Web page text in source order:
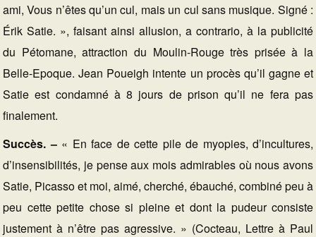
ami, Vous n’êtes qu’un cul, mais un cul sans musique. Signé :
Érik Satie. », faisant ainsi allusion, a contrario, à la publicité
du Pétomane, attraction du Moulin-Rouge très prisée à la
Belle-Epoque. Jean Poueigh intente un procès qu’il gagne et
Satie est condamné à 8 jours de prison qu’il ne fera pas
finalement.
Succès. –« En face de cette pile de myopies, d’incultures,
d’insensibilités, je pense aux mois admirables où nous avons
Satie, Picasso et moi, aimé, cherché, ébauché, combiné peu à
peu cette petite chose si pleine et dont la pudeur consiste
justement à n’être pas agressive. » (Cocteau, Lettre à Paul